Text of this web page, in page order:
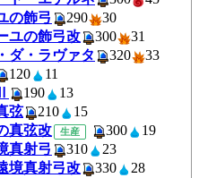
の飾弓 290
ユの飾弓改 300
ダ・ラヴァタ 320
120
190
弦 210
真弦改 生産 300
真射弓 310
境真射弓改 330